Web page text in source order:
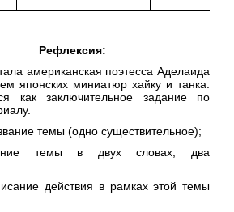
Рефлексия:
американская поэтесса Аделаида
японских миниатюр хайку и танка.
как заключительное задание по
темы (одно существительное);
темы в двух словах, два
действия в рамках этой темы